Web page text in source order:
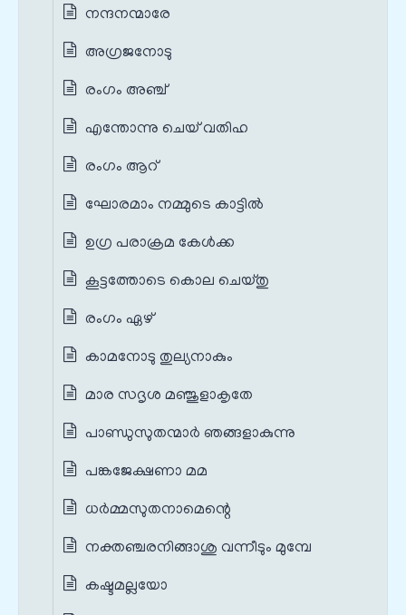
നന്ദനന്മാരേ
അഗ്രജനോടു
രംഗം അഞ്ച്
എന്തോന്നു ചെയ് വതിഹ
രംഗം ആറ്
ഘോരമാം നമ്മുടെ കാട്ടില്‍
ഉഗ്ര പരാക്രമ കേള്‍ക്ക
കൂട്ടത്തോടെ കൊല ചെയ്തു
രംഗം ഏഴ്
കാമനോടു തുല്യനാകും
മാര സദൃശ മഞ്ജുളാകൃതേ
പാണ്ഡുസുതന്മാര്‍ ഞങ്ങളാകുന്നു
പങ്കജേക്ഷണാ മമ
ധര്‍മ്മസുതനാമെന്റെ
നക്തഞ്ചരനിങ്ങാശു വന്നീടും മുമ്പേ
കഷ്ടമല്ലയോ